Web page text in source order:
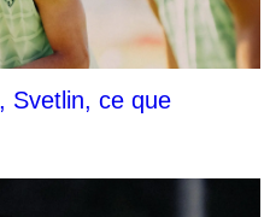
Svetlin, ce que